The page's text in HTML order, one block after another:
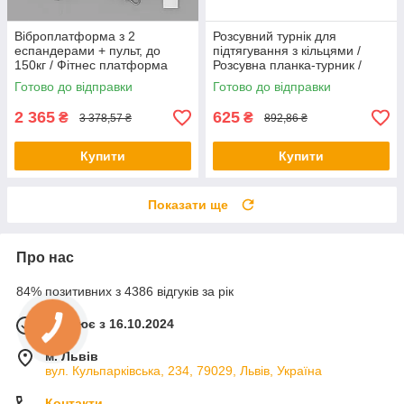
Віброплатформа з 2
еспандерами + пульт, до
150кг / Фітнес платформа
для вправ на все тіло
Готово до відправки
2 365 ₴ 3 378,57 ₴
Купити
Розсувний турнік для
підтягування з кільцями /
Розсувна планка-турник /
Турнік у дверний отвір
Готово до відправки
625 ₴ 892,86 ₴
Купити
Показати ще
Про нас
84% позитивних з 4386 відгуків за рік
Працює з 16.10.2024
м. Львів
вул. Кульпарківська, 234, 79029, Львів, Україна